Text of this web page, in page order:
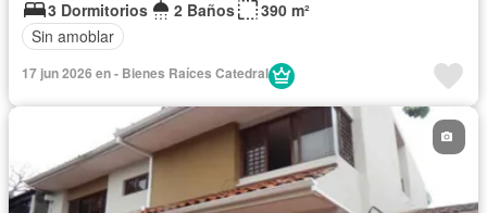
3 Dormitorios
2 Baños
390 m²
Sin amoblar
17 jun 2026 en - Bienes Raíces Catedral